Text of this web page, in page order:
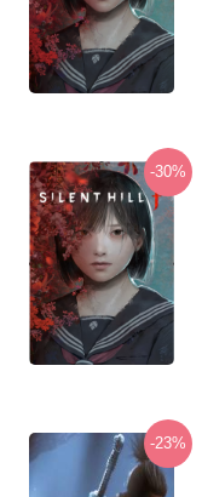
-30%
-23%